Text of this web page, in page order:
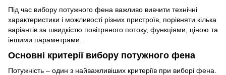
Під час вибору потужного фена важливо вивчити технічні
характеристики і можливості різних пристроїв, порівняти кілька
варіантів за швидкістю повітряного потоку, функціями, ціною та
іншими параметрами.
Основні критерії вибору потужного фена
Потужність – один з найважливіших критеріїв при виборі фена.